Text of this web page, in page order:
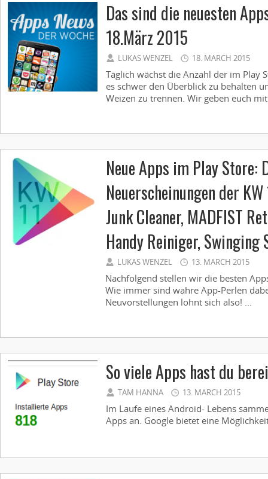
Das sind die neuesten
18.März 2015
LUKAS WENZEL 18. MARCH 2015
Täglich wächst die Anzahl der im Play
es schwer den Überblick zu behalten
Weizen zu trennen. Wir geben euch
Neue Apps im Play Store:
Neuerscheinungen der
Junk Cleaner, MADFIST
Handy Reiniger, Swinging
LUKAS WENZEL 13. MARCH 2015
Nachfolgend stellen wir die besten
Wie immer sind wahre App-Perlen
Neuvorstellungen lohnt sich also! ...
So viele Apps hast du
TAM HANNA 13. MARCH 2015
Im Laufe eines Android- Lebens
Apps an. Google bietet eine